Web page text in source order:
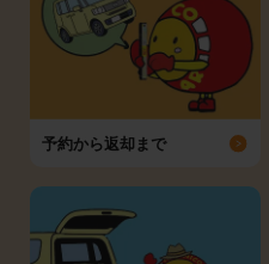
予約から返却まで